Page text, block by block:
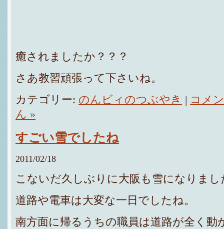
癒されましたか？？？
さあ教習頑張って下さいね。
カテゴリー: のんビィのつぶやき | コメ
ん »
すごい雪でしたね
2011/02/18
こないだ久しぶりに大阪も雪になりまし
道路や電車は大変な一日でしたね。
南方面に帰るうちの職員は道路が全く動